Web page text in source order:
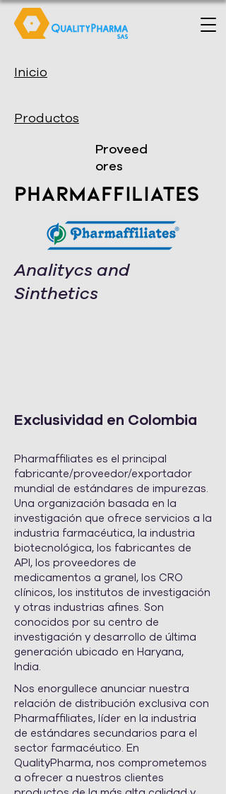
Inicio
Productos
Proveed
ores
Pharmaffiliates
Analitycs and
Sinthetics
Exclusividad en Colombia
Pharmaffiliates es el principal
fabricante/proveedor/exportador
mundial de estándares de impurezas.
Una organización basada en la
investigación que ofrece servicios a la
industria farmacéutica, la industria
biotecnológica, los fabricantes de
API, los proveedores de
medicamentos a granel, los CRO
clínicos, los institutos de investigación
y otras industrias afines. Son
conocidos por su centro de
investigación y desarrollo de última
generación ubicado en Haryana,
India.
Nos enorgullece anunciar nuestra
relación de distribución exclusiva con
Pharmaffiliates, líder en la industria
de estándares secundarios para el
sector farmacéutico. En
QualityPharma, nos comprometemos
a ofrecer a nuestros clientes